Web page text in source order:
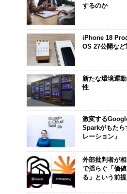
するのか
iPhone 18 Pro
OS 27公開な
新たな環境運
性
激変する
Sparkがもたら
レーション」
外部批判者が
で揺らぐ「価
る」という前提